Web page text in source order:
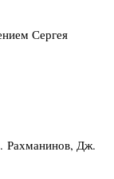
Сергея
Рахманинов, Дж.